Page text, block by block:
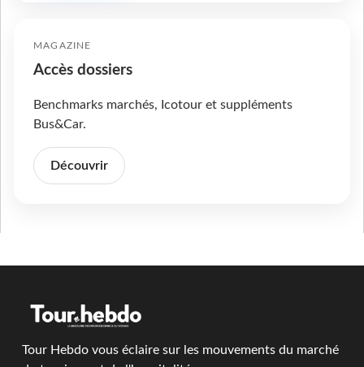
MAGAZINE
Accès dossiers
Benchmarks marchés, Icotour et suppléments
Bus&Car.
Découvrir
Tour Hebdo vous éclaire sur les mouvements du marché